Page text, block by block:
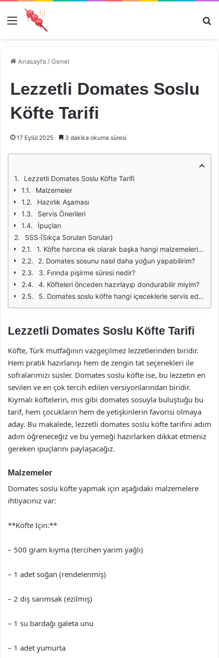
Menü
Anasayfa /Genel
Lezzetli Domates Soslu
Köfte Tarifi
17 Eylül 2025 3 dakika okuma süresi
Lezzetli Domates Soslu Köfte Tarifi
Malzemeler
Hazırlık Aşaması
Servis Önerileri
İpuçları
SSS (Sıkça Sorulan Sorular)
1. Köfte harcına ek olarak başka hangi malzemeleri kullanabilirim?
2. Domates sosunu nasıl daha yoğun yapabilirim?
3. Fırında pişirme süresi nedir?
4. Köfteleri önceden hazırlayıp dondurabilir miyim?
5. Domates soslu köfte hangi içeceklerle servis edilir?
Lezzetli Domates Soslu Köfte Tarifi
Köfte, Türk mutfağının vazgeçilmez lezzetlerinden biridir.
Hem pratik hazırlanışı hem de zengin tat seçenekleri ile
sofralarımızı süsler. Domates soslu köfte ise, bu lezzetin en
sevilen ve en çok tercih edilen versiyonlarından biridir.
Kıymalı köftelerin, mis gibi domates sosuyla buluştuğu bu
tarif, hem çocukların hem de yetişkinlerin favorisi olmaya
aday. Bu makalede, lezzetli domates soslu köfte tarifini adım
adım öğreneceğiz ve bu yemeği hazırlarken dikkat etmeniz
gereken ipuçlarını paylaşacağız.
Malzemeler
Domates soslu köfte yapmak için aşağıdaki malzemelere
ihtiyacınız var:
**Köfte İçin:**
– 500 gram kıyma (tercihen yarım yağlı)
– 1 adet soğan (rendelenmiş)
– 2 diş sarımsak (ezilmiş)
– 1 su bardağı galeta unu
– 1 adet yumurta